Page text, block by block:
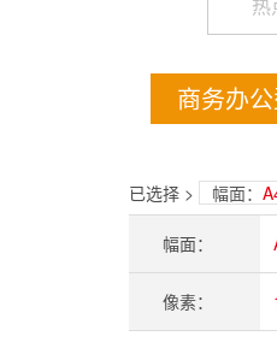
商务办
已选择 > 幅面：
幅面：
像素：